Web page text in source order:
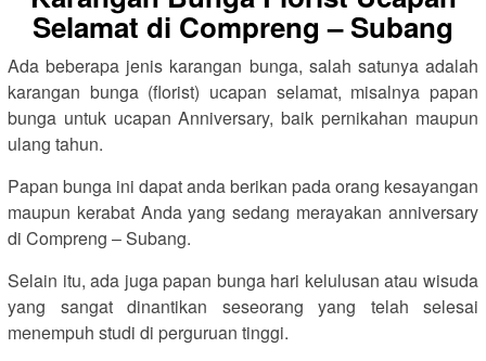
Selamat di Compreng – Subang
Ada beberapa jenis karangan bunga, salah satunya adalah
karangan bunga (florist) ucapan selamat, misalnya papan
bunga untuk ucapan Anniversary, baik pernikahan maupun
ulang tahun.
Papan bunga ini dapat anda berikan pada orang kesayangan
maupun kerabat Anda yang sedang merayakan anniversary
di Compreng – Subang.
Selain itu, ada juga papan bunga hari kelulusan atau wisuda
yang sangat dinantikan seseorang yang telah selesai
menempuh studi di perguruan tinggi.